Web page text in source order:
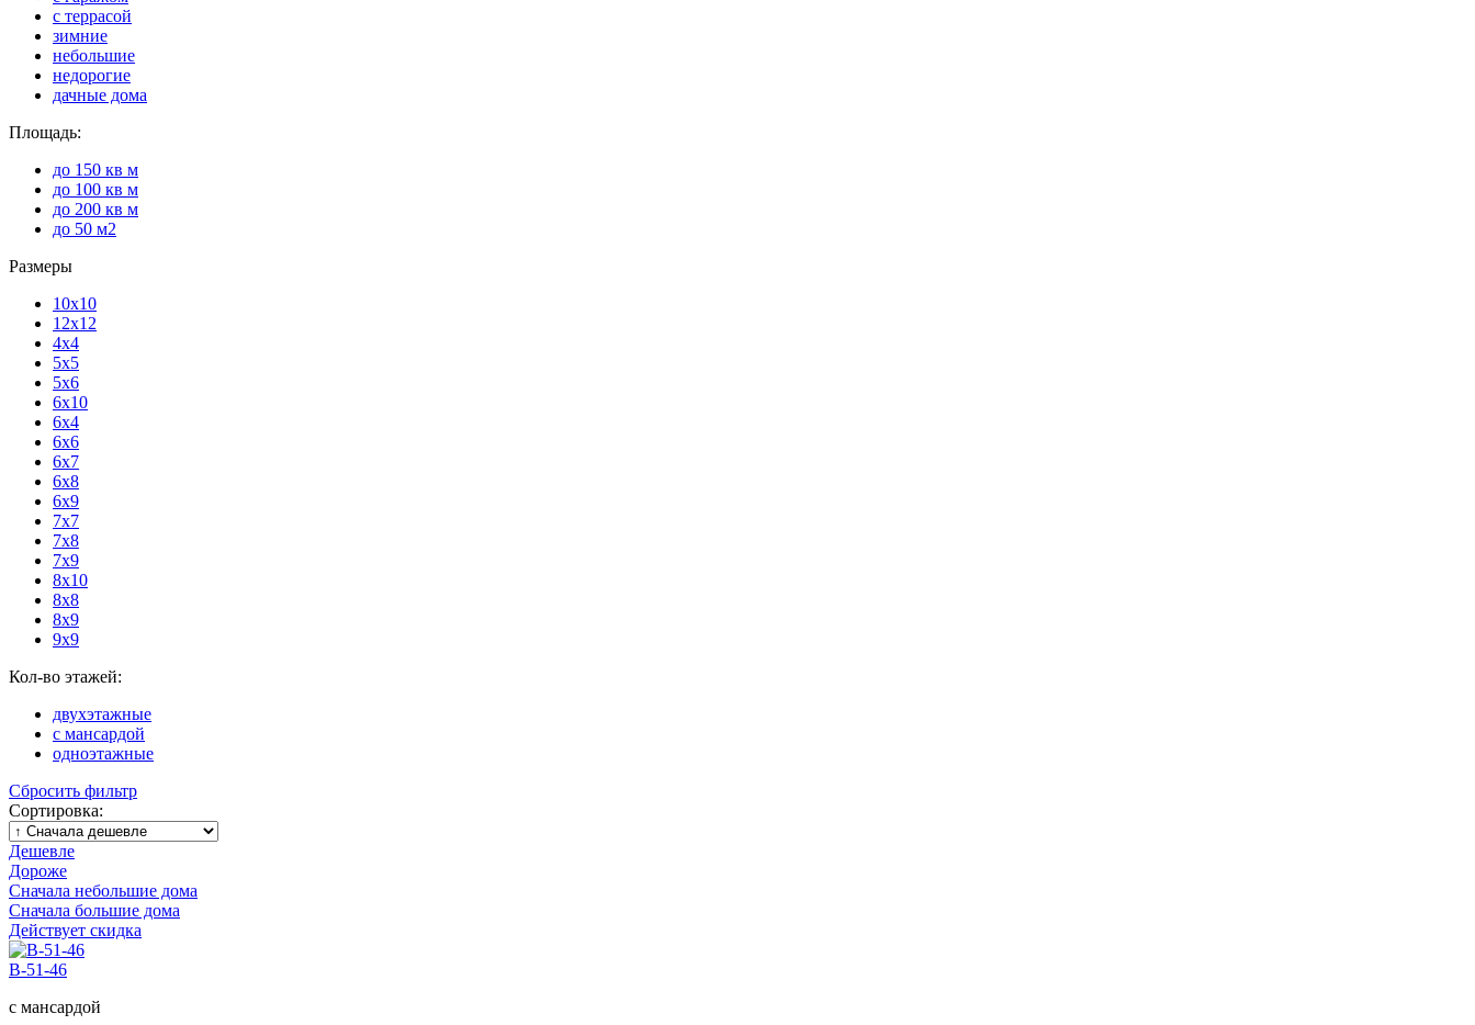
с террасой
зимние
небольшие
недорогие
дачные дома
Площадь:
до 150 кв м
до 100 кв м
до 200 кв м
до 50 м2
Размеры
10x10
12x12
4x4
5x5
5x6
6x10
6x4
6x6
6x7
6x8
6x9
7x7
7x8
7x9
8x10
8x8
8x9
9x9
Кол-во этажей:
двухэтажные
с мансардой
одноэтажные
Сбросить фильтр
Сортировка:
Дешевле
Дороже
Сначала небольшие дома
Сначала большие дома
Действует скидка
B-51-46
с мансардой